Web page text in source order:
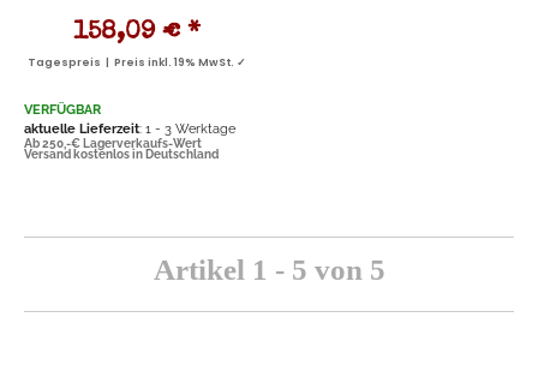
158,09 € *
Tagespreis | Preis inkl. 19% MwSt. ✓
VERFÜGBAR
aktuelle Lieferzeit: 1 - 3 Werktage
Ab 250,-€ Lagerverkaufs-Wert
Versand kostenlos in Deutschland
Artikel 1 - 5 von 5